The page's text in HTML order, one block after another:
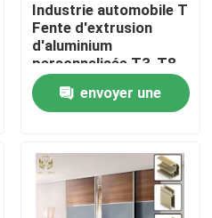
Industrie automobile T
Fente d'extrusion
d'aluminium
personnalisée T3-T8
envoyer une